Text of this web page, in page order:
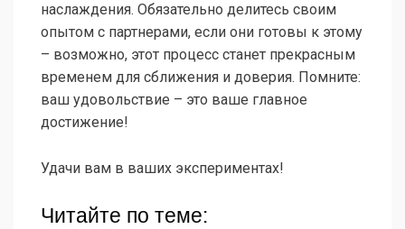
наслаждения. Обязательно делитесь своим
опытом с партнерами, если они готовы к этому
– возможно, этот процесс станет прекрасным
временем для сближения и доверия. Помните:
ваш удовольствие – это ваше главное
достижение!
Удачи вам в ваших экспериментах!
Читайте по теме: